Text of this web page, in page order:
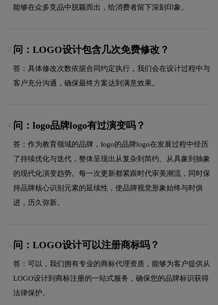
能够在众多竞品中脱颖而出，给消费者留下深刻印象。
3. 问：LOGO设计包含几次免费修改？
答：具体修改次数依据合同约定执行，我们会在设计过程中与
客户充分沟通，确保最终方案达到满意效果。
4. 问：logo品牌logo有过演变吗？
答：作为教育领域的品牌，logo的品牌logo在发展过程中经历
了持续优化与迭代，整体呈现出从复杂到简约、从具象到抽象
的现代化演变趋势。每一次更新都紧跟时代审美潮流，同时保
持品牌核心识别元素的延续性，使品牌视觉形象始终与时俱
进，历久弥新。
5. 问：LOGO设计可以注册商标吗？
答：可以，我们拥有专业的商标代理资质，能够为客户提供从
LOGO设计到商标注册的一站式服务，确保您的品牌标识获得
法律保护。